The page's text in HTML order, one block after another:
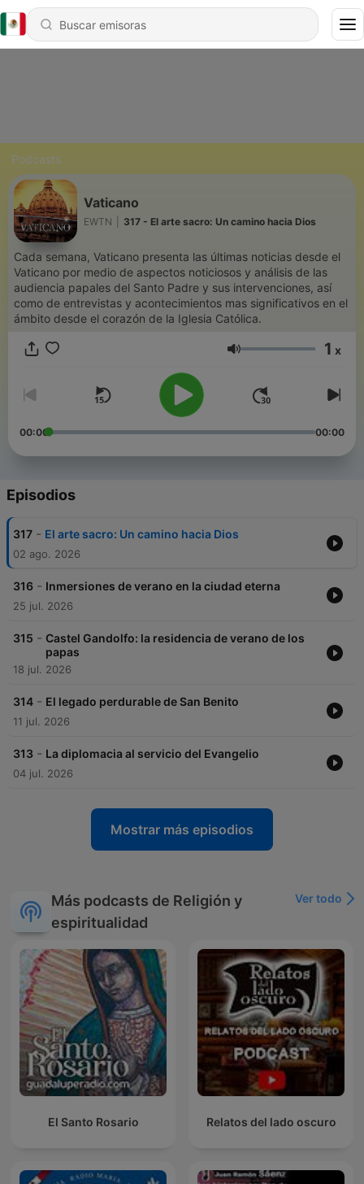
Podcasts
Vaticano
EWTN 317 - El arte sacro: Un camino hacia Dios
Cada semana, Vaticano presenta las últimas noticias desde el
Vaticano por medio de aspectos noticiosos y análisis de las
audiencia papales del Santo Padre y sus intervenciones, así
como de entrevistas y acontecimientos mas significativos en el
ámbito desde el corazón de la Iglesia Católica.
Volumen 1 x
00:00 00:00
Episodios
317 - El arte sacro: Un camino hacia Dios
02 ago. 2026
316 - Inmersiones de verano en la ciudad eterna
25 jul. 2026
315 - Castel Gandolfo: la residencia de verano de los
papas
18 jul. 2026
314 - El legado perdurable de San Benito
11 jul. 2026
313 - La diplomacia al servicio del Evangelio
04 jul. 2026
Mostrar más episodios
Más podcasts de Religión y
espiritualidad
Ver todo
El Santo Rosario Relatos del lado oscuro